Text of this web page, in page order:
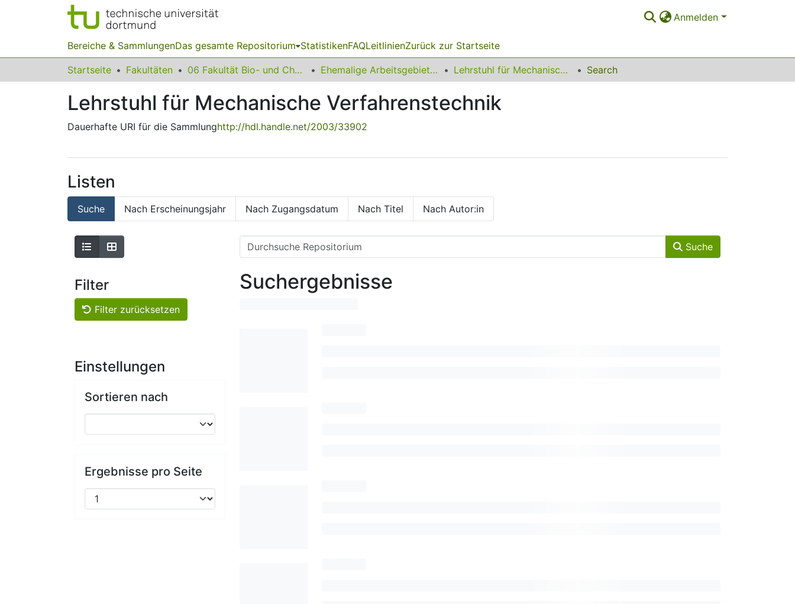
Anmelden
Bereiche & SammlungenDas gesamte Repositorium StatistikenFAQLeitlinienZurück zur Startseite
Startseite Fakultäten 06 Fakultät Bio- und Chemieingenieurwesen Ehemalige Arbeitsgebiete und Lehrstühle Lehrstuhl für Mechanische Verfahrenstechnik Search
Lehrstuhl für Mechanische Verfahrenstechnik
Dauerhafte URI für die Sammlunghttp://hdl.handle.net/2003/33902
Listen
Suche Nach Erscheinungsjahr Nach Zugangsdatum Nach Titel Nach Autor:in
Filter
Filter zurücksetzen
Einstellungen
Sortieren nach
Ergebnisse pro Seite
Suche
Suchergebnisse